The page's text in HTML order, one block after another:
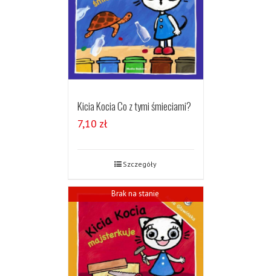
Kicia Kocia Co z tymi śmieciami?
7,10 zł
Szczegóły
Brak na stanie